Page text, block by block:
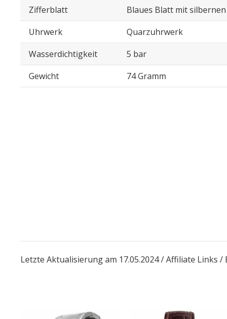
Zifferblatt
Blaues Blatt mit
Uhrwerk
Quarzuhrwerk
Wasserdichtigkeit
5 bar
Gewicht
74 Gramm
Letzte Aktualisierung am 17.05.2024 / Affiliate Links